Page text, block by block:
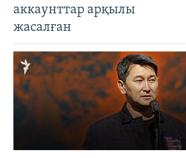
аккаунттар арқылы
жасалған